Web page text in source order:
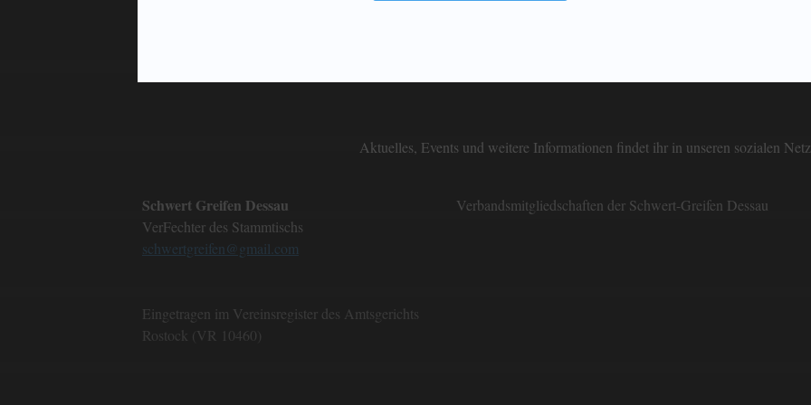
Aktuelles, Events und weitere Informationen findet ihr in unseren sozialen
Schwert Greifen Dessau
VerFechter des Stammtischs
schwertgreifen@gmail.com
Eingetragen im Vereinsregister des Amtsgerichts
Rostock (VR 10460)
Verbandsmitgliedschaften der Schwert-Greifen Dessau